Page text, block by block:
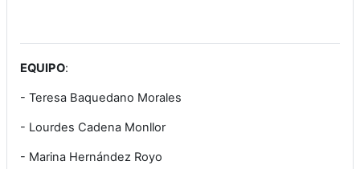
EQUIPO:
- Teresa Baquedano Morales
- Lourdes Cadena Monllor
- Marina Hernández Royo